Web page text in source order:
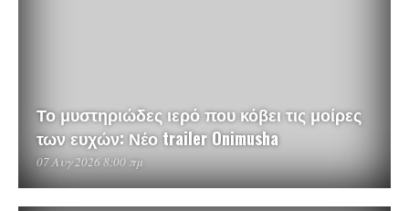
Το μυστηριώδες ιερό που κόβει τις μοίρες
των ευχών: Νέο trailer Onimusha
07 Αυγ 2026 8:00 πμ